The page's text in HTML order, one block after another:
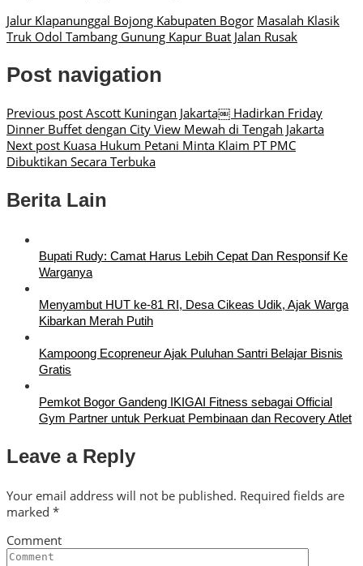
Jalur Klapanunggal Bojong Kabupaten Bogor Masalah Klasik
Truk Odol Tambang Gunung Kapur Buat Jalan Rusak
Post navigation
Previous post Ascott Kuningan Jakarta￼ Hadirkan Friday
Dinner Buffet dengan City View Mewah di Tengah Jakarta
Next post Kuasa Hukum Petani Minta Klaim PT PMC
Dibuktikan Secara Terbuka
Berita Lain
Bupati Rudy: Camat Harus Lebih Cepat Dan Responsif Ke
Warganya
Menyambut HUT ke-81 RI, Desa Cikeas Udik, Ajak Warga
Kibarkan Merah Putih
Kampoong Ecopreneur Ajak Puluhan Santri Belajar Bisnis
Gratis
Pemkot Bogor Gandeng IKIGAI Fitness sebagai Official
Gym Partner untuk Perkuat Pembinaan dan Recovery Atlet
Leave a Reply
Your email address will not be published. Required fields are
marked *
Comment